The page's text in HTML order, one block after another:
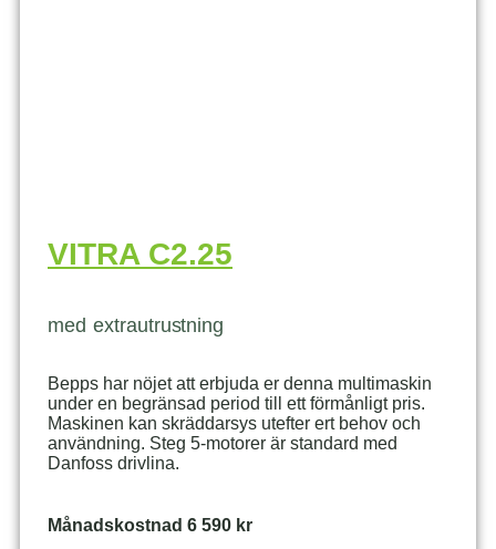
VITRA C2.25
med extrautrustning
Bepps har nöjet att erbjuda er denna multimaskin
under en begränsad period till ett förmånligt pris.
Maskinen kan skräddarsys utefter ert behov och
användning. Steg 5-motorer är standard med
Danfoss drivlina.
Månadskostnad 6 590 kr